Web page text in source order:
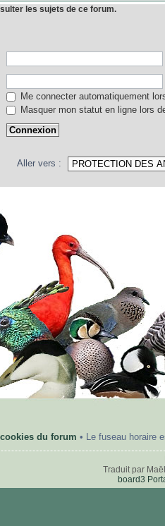
les sujets de ce forum.
Me connecter automatiquement
Masquer mon statut en ligne lors
Aller vers :
du forum • Le fuseau horaire
Traduit par
board3